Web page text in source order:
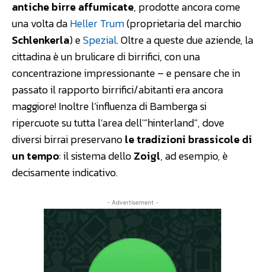
antiche birre affumicate, prodotte ancora come
una volta daHeller Trum(proprietaria del marchio
Schlenkerla) eSpezial. Oltre a queste due aziende, la
cittadina è un brulicare di birrifici, con una
concentrazione impressionante – e pensare che in
passato il rapporto birrifici/abitanti era ancora
maggiore! Inoltre l’influenza di Bamberga si
ripercuote su tutta l’area dell'”hinterland”, dove
diversi birrai preservanole tradizioni brassicole di
un tempo: il sistema delloZoigl, ad esempio, è
decisamente indicativo.
- Advertisement -